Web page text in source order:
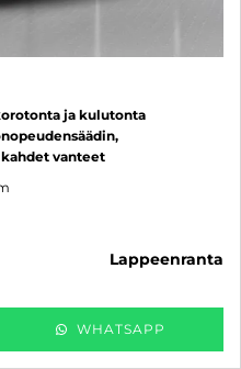
ja kulutonta
vanteet
lappeenranta
WHATSAPP